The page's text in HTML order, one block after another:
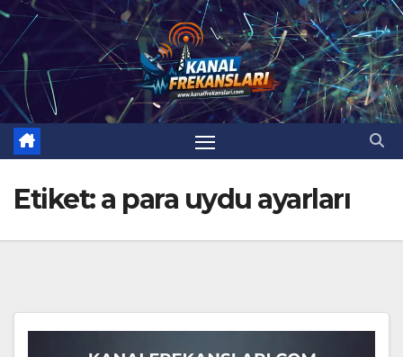
Skip
content
Etiket:a para uydu ayarları